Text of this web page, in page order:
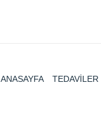
ANASAYFA TEDAVİLER